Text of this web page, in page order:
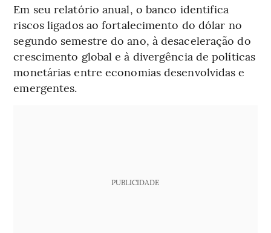
Em seu relatório anual, o banco identifica
riscos ligados ao fortalecimento do dólar no
segundo semestre do ano, à desaceleração do
crescimento global e à divergência de políticas
monetárias entre economias desenvolvidas e
emergentes.
PUBLICIDADE